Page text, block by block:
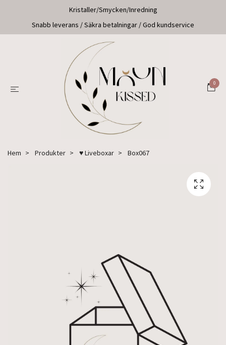
Kristaller/Smycken/Inredning
Snabb leverans / Säkra betalningar / God kundservice
0
Hem Produkter ♥ Liveboxar Box067